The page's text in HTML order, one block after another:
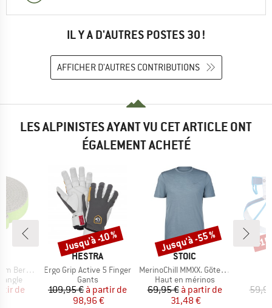
IL Y A D'AUTRES POSTES 30 !
AFFICHER D'AUTRES CONTRIBUTIONS
LES ALPINISTES AYANT VU CET ARTICLE ONT
ÉGALEMENT ACHETÉ
Edition
réduit
de
MARQUE
HESTRA
Article
Ergo Grip Active 5 Finger
Product group
Gants
Prix
109,95 € Prix réduit
à partir de
98,96 €
Remise
Jusqu'à -10 %
MARQUE
STOIC
Article
MerinoChill MMXX. Göteborg Print Tee
Product group
Haut en mérinos
Prix
69,95 € Prix réduit
à partir de
31,48 €
Remise
Jusqu'à -55 % -